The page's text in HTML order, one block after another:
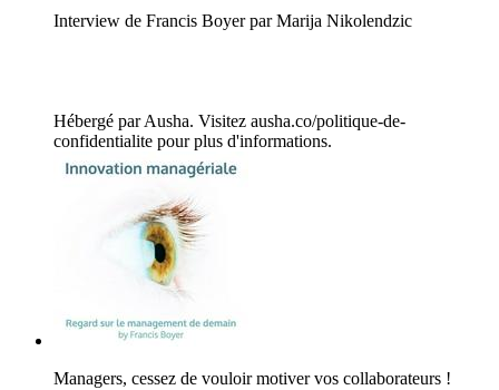
Interview de Francis Boyer par Marija Nikolendzic
Hébergé par Ausha. Visitez ausha.co/politique-de-
confidentialite pour plus d'informations.
Managers, cessez de vouloir motiver vos collaborateurs !